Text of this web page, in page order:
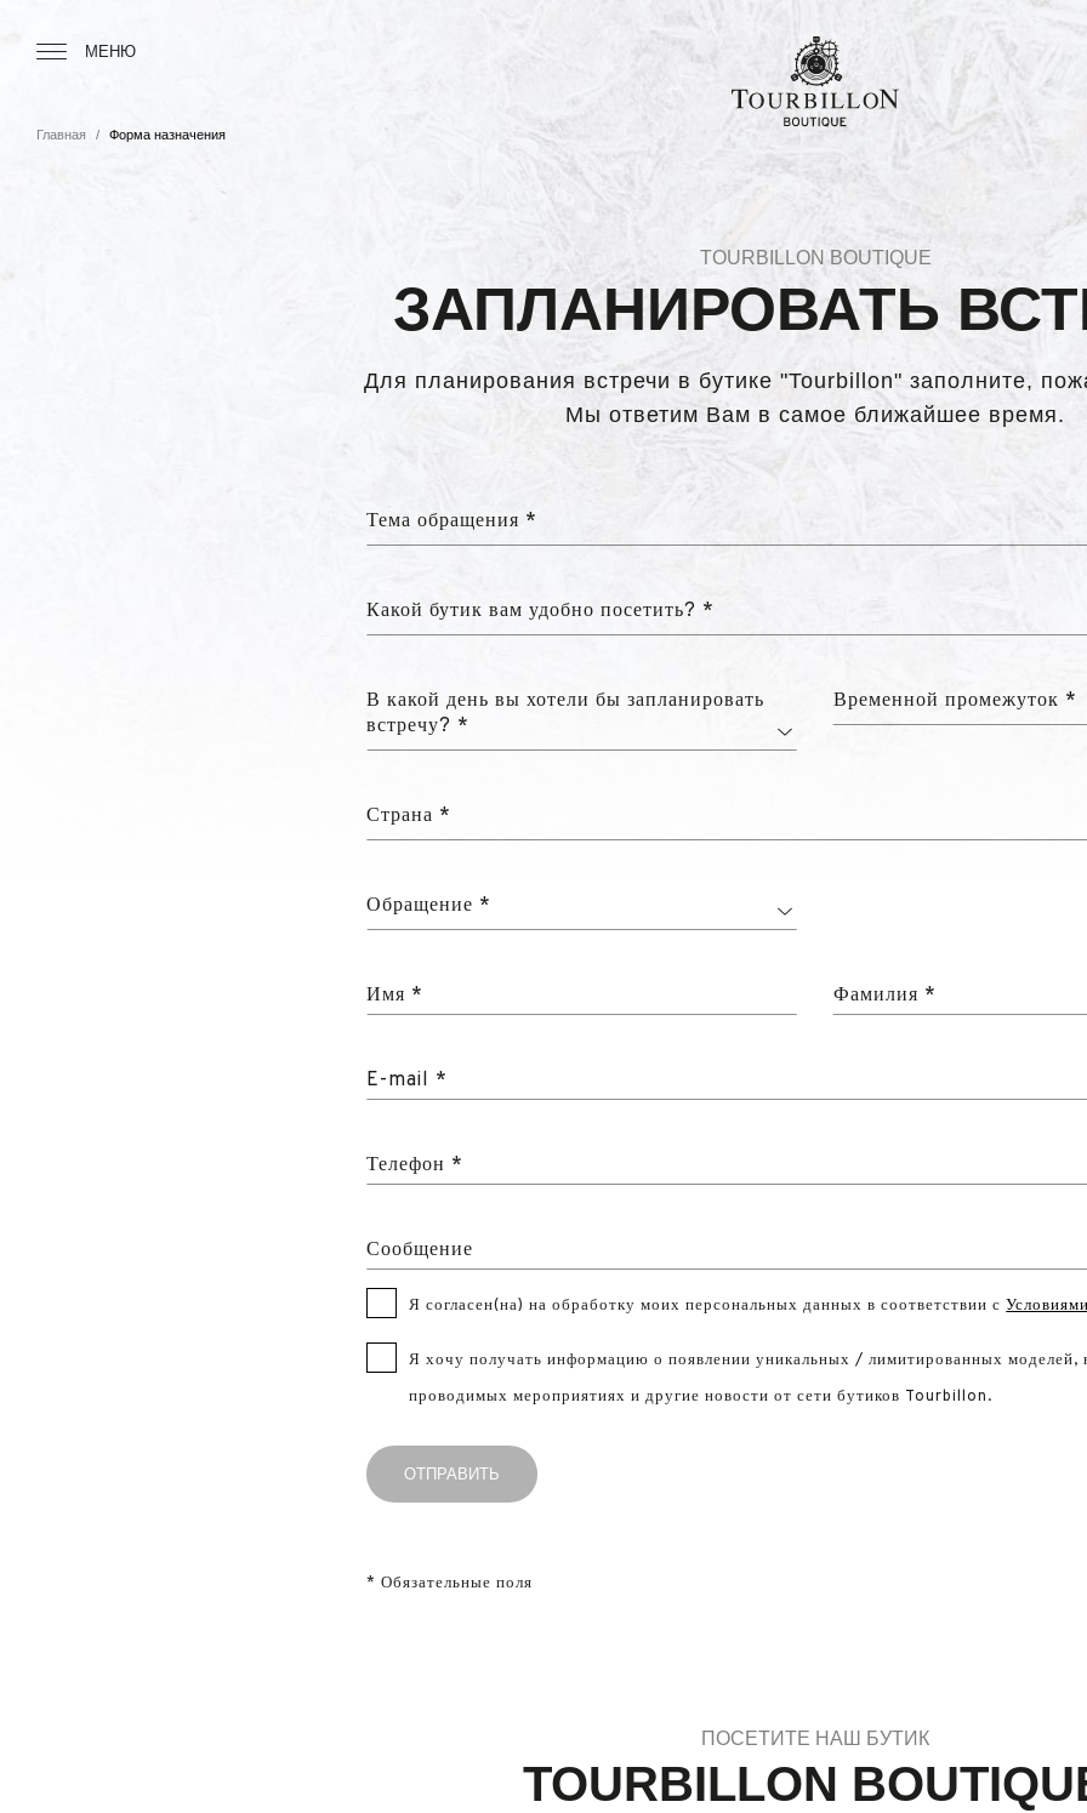
МЕНЮ
Главная Форма назначения
TOURBILLON BOUTIQUE
ЗАПЛАНИРОВАТЬ
Для планирования встречи в бутике "Tourbillon" заполните,
Мы ответим Вам в самое ближайшее время.
Тема обращения *
Какой бутик вам удобно посетить? *
В какой день вы хотели бы запланировать
встречу? *
Временной промежуток *
Страна *
Обращение *
Имя * Фамилия *
E-mail *
Телефон *
Сообщение
Я согласен(на) на обработку моих персональных данных в соответствии с
Я хочу получать информацию о появлении уникальных / лимитированных моделей,
проводимых мероприятиях и другие новости от сети бутиков Tourbillon.
* Обязательные поля
ПОСЕТИТЕ НАШ БУТИК
TOURBILLON